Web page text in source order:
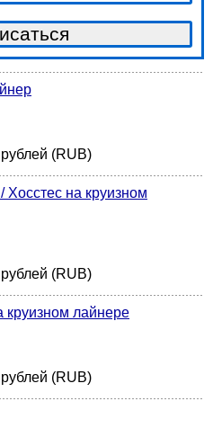
(RUB)
Хосстес на круизном
(RUB)
круизном лайнере
(RUB)